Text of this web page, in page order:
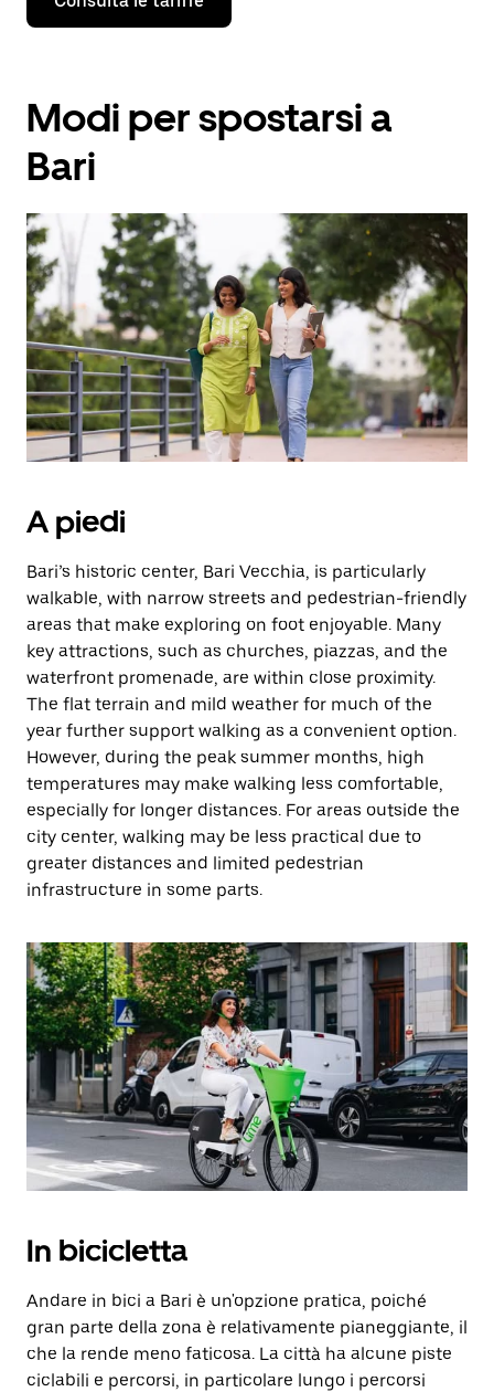
tasto
verso
il
per
il
calendario
e
selezionare
una
data.
Utilizza
il
pulsante
Esc
per
chiudere
il
Modi per spostarsi a
Bari
A piedi
Bari’s historic center, Bari Vecchia, is particularly
walkable, with narrow streets and pedestrian-friendly
areas that make exploring on foot enjoyable. Many
key attractions, such as churches, piazzas, and the
waterfront promenade, are within close proximity.
The flat terrain and mild weather for much of the
year further support walking as a convenient option.
However, during the peak summer months, high
temperatures may make walking less comfortable,
especially for longer distances. For areas outside the
city center, walking may be less practical due to
greater distances and limited pedestrian
infrastructure in some parts.
In bicicletta
Andare in bici a Bari è un'opzione pratica, poiché
gran parte della zona è relativamente pianeggiante, il
che la rende meno faticosa. La città ha alcune piste
ciclabili e percorsi, in particolare lungo i percorsi